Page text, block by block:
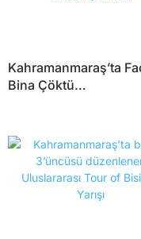
Kahramanmaraş’ta
Bina Çöktü…